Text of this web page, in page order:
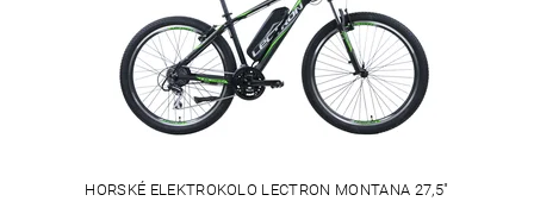
HORSKÉ ELEKTROKOLO LECTRON MONTANA 27,5"